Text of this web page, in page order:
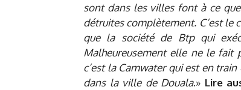
sont dans les villes font à ce
détruites complètement. C’est le
que la société de Btp qui
Malheureusement elle ne le fait
c’est la Camwater qui est en
dans la ville de Douala.» Lire